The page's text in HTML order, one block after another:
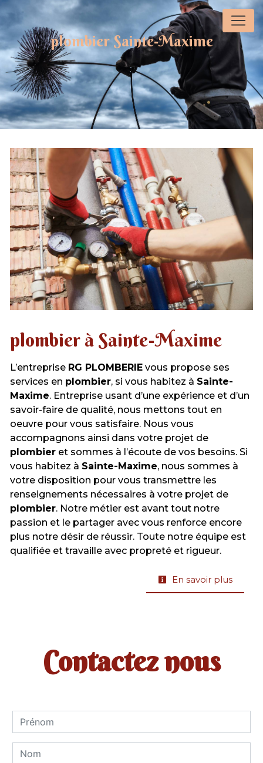
plombier Sainte-Maxime
plombier à Sainte-Maxime
L’entreprise RG PLOMBERIE vous propose ses
services en plombier, si vous habitez à Sainte-
Maxime. Entreprise usant d’une expérience et d’un
savoir-faire de qualité, nous mettons tout en
oeuvre pour vous satisfaire. Nous vous
accompagnons ainsi dans votre projet de
plombier et sommes à l’écoute de vos besoins. Si
vous habitez à Sainte-Maxime, nous sommes à
votre disposition pour vous transmettre les
renseignements nécessaires à votre projet de
plombier. Notre métier est avant tout notre
passion et le partager avec vous renforce encore
plus notre désir de réussir. Toute notre équipe est
qualifiée et travaille avec propreté et rigueur.
En savoir plus
Contactez nous
Panneau de gestion des cookies